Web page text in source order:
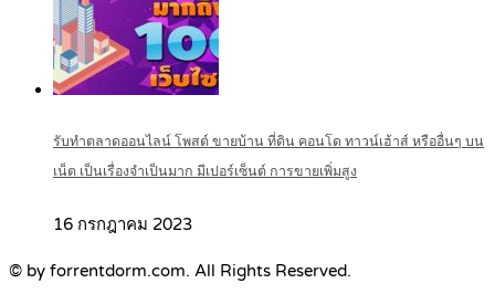
รับทำตลาดออนไลน์ โพสต์ ขายบ้าน ที่ดิน คอนโด ทาวน์เฮ้าส์ หรืออื่นๆ บน
เน็ต เป็นเรื่องจำเป็นมาก มีเปอร์เซ็นต์ การขายเพิ่มสูง
16 กรกฎาคม 2023
© by forrentdorm.com. All Rights Reserved.